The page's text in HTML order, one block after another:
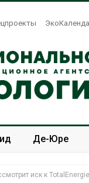
Де-Юре
иск к